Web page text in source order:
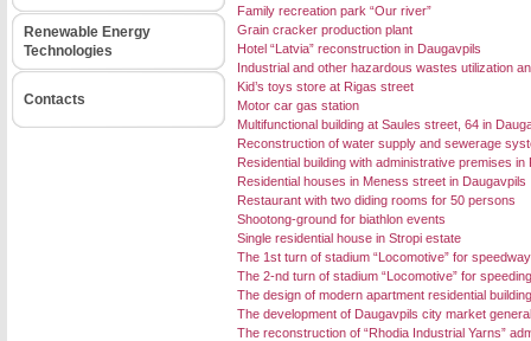
Renewable Energy
Technologies
Contacts
Family recreation park “Our river”
Grain cracker production plant
Hotel “Latvia” reconstruction in Daugavpils
Industrial and other hazardous wastes utilization
Kid’s toys store at Rigas street
Motor car gas station
Multifunctional building at Saules street, 64 in
Reconstruction of water supply and sewerage
Residential building with administrative premises in
Residential houses in Meness street in Daugavpils
Restaurant with two diding rooms for 50 persons
Shootong-ground for biathlon events
Single residential house in Stropi estate
The 1st turn of stadium “Locomotive” for
The 2-nd turn of stadium “Locomotive” for
The design of modern apartment residential building
The development of Daugavpils city market
The reconstruction of “Rhodia Industrial Yarns”